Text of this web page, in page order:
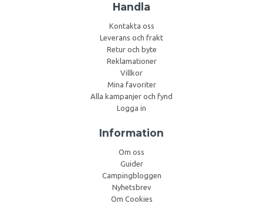
Handla
Kontakta oss
Leverans och frakt
Retur och byte
Reklamationer
Villkor
Mina favoriter
Alla kampanjer och fynd
Logga in
Information
Om oss
Guider
Campingbloggen
Nyhetsbrev
Om Cookies